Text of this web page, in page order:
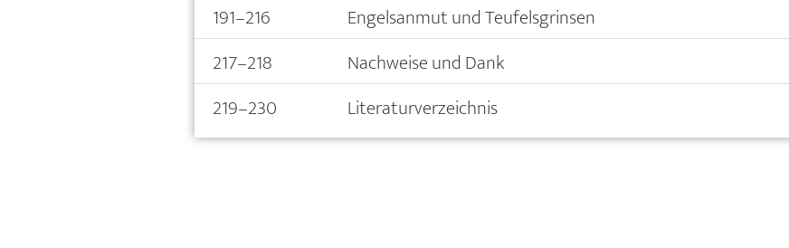
191–216
Engelsanmut und Teufelsgrinsen
217–218
Nachweise und Dank
219–230
Literaturverzeichnis